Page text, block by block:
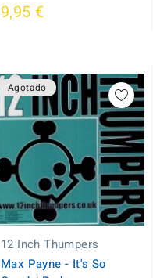
9,95 €
Agotado
12 Inch Thumpers
Max Payne - It's So